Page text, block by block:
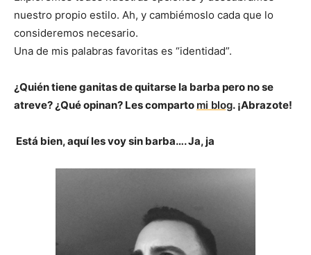
nuestro propio estilo. Ah, y cambiémoslo cada que lo
consideremos necesario.
Una de mis palabras favoritas es “identidad”.
¿Quién tiene ganitas de quitarse la barba pero no se
atreve? ¿Qué opinan? Les comparto mi blog. ¡Abrazote!
Está bien, aquí les voy sin barba…. Ja, ja